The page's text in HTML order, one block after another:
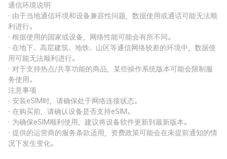
通信环境说明
· 由于当地通信环境和设备兼容性问题，数据使用或通话可能无法顺
利进行。
· 根据使用的国家或设备，网络性能可能会有所不同。
· 在地下、高层建筑、地铁、山区等通信网络较差的环境中，数据使
用可能无法顺利进行。
· 对于支持热点/共享功能的商品，某些操作系统版本可能会限制服
务使用。
注意事项
· 安装eSIM时，请确保处于网络连接状态。
· 在购买前，请确认设备是否支持eSIM。
· 为确保eSIM顺利使用，建议将设备软件更新到最新版本。
· 提供的运营商的服务条款适用，资费政策可能会在未提前通知的情
况下发生变化。